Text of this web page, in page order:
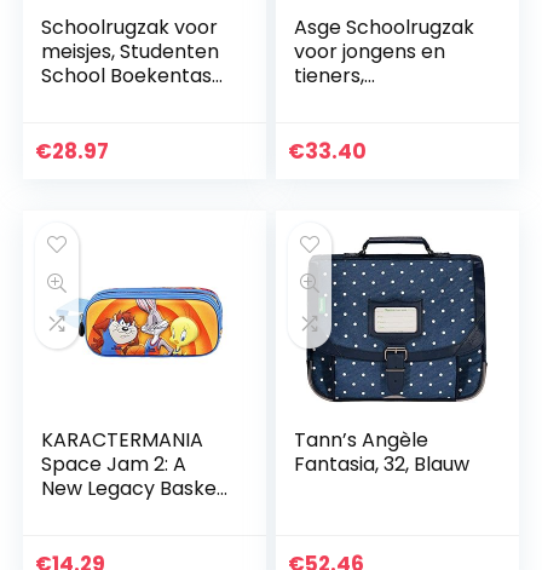
Schoolrugzak voor
meisjes, Studenten
School Boekentas
Outdoor Reistas,
€28.97
Asge Schoolrugzak
voor jongens en
tieners,
ergonomische
€33.40
KARACTERMANIA
Space Jam 2: A
New Legacy Basket
€14.29
Tann’s Angèle
Fantasia, 32, Blauw
€52.46